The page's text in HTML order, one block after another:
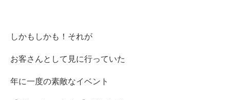
しかもしかも！それが
お客さんとして見に行っていた
年に一度の素敵なイベント